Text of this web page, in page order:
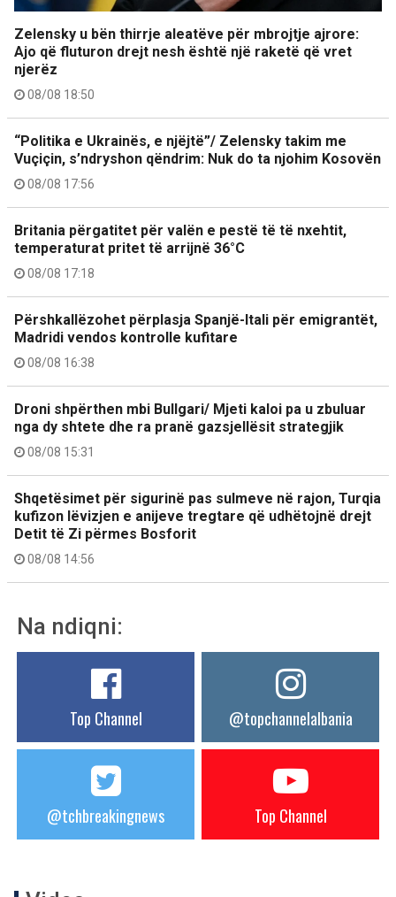
Zelensky u bën thirrje aleatëve për mbrojtje ajrore:
Ajo që fluturon drejt nesh është një raketë që vret
njerëz
08/08 18:50
“Politika e Ukrainës, e njëjtë”/ Zelensky takim me
Vuçiçin, s’ndryshon qëndrim: Nuk do ta njohim Kosovën
08/08 17:56
Britania përgatitet për valën e pestë të të nxehtit,
temperaturat pritet të arrijnë 36°C
08/08 17:18
Përshkallëzohet përplasja Spanjë-Itali për emigrantët,
Madridi vendos kontrolle kufitare
08/08 16:38
Droni shpërthen mbi Bullgari/ Mjeti kaloi pa u zbuluar
nga dy shtete dhe ra pranë gazsjellësit strategjik
08/08 15:31
Shqetësimet për sigurinë pas sulmeve në rajon, Turqia
kufizon lëvizjen e anijeve tregtare që udhëtojnë drejt
Detit të Zi përmes Bosforit
08/08 14:56
Na ndiqni:
Top Channel @topchannelalbania
@tchbreakingnews Top Channel